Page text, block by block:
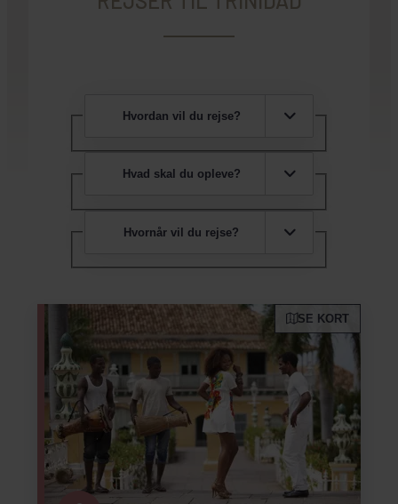
Hvordan vil du rejse?
Hvad skal du opleve?
Hvornår vil du rejse?
SE KORT